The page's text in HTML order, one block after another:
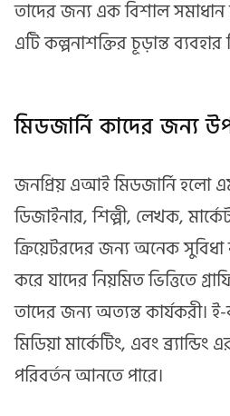
তাদের জন্য এক বিশাল সমাধান
এটি কল্পনাশক্তির চূড়ান্ত ব্যবহার
মিডজার্নি কাদের জন্য
জনপ্রিয় এআই মিডজার্নি হলো
ডিজাইনার, শিল্পী, লেখক,
ক্রিয়েটরদের জন্য অনেক
করে যাদের নিয়মিত ভিত্তিতে
তাদের জন্য অত্যন্ত কার্যকরী।
মিডিয়া মার্কেটিং, এবং
পরিবর্তন আনতে পারে।